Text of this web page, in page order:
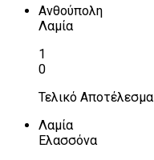
Ανθούπολη
Λαμία
1
0
Τελικό Αποτέλεσμα
Λαμία
Ελασσόνα